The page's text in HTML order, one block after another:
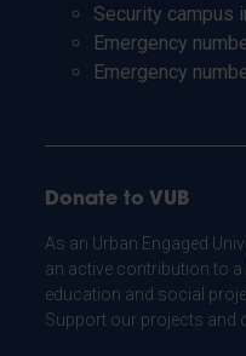
Security campus
Emergency
Emergency
Donate to VUB
As an Urban Engaged
an active contribution to
education and social
Support our projects and